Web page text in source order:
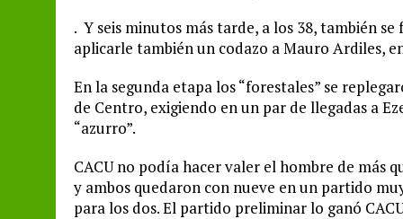
. Y seis minutos más tarde, a los 38, también
aplicarle también un codazo a Mauro Ardiles,
En la segunda etapa los “forestales” se
de Centro, exigiendo en un par de llegadas a
“azurro”.
CACU no podía hacer valer el hombre de más
y ambos quedaron con nueve en un partido
para los dos. El partido preliminar lo ganó